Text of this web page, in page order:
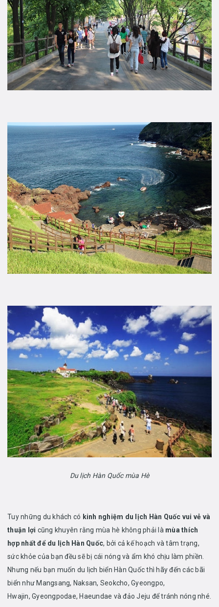
Du lịch Hàn Quốc mùa Hè
Tuy những du khách có kinh nghiệm du lịch Hàn Quốc vui vẻ và
thuận lợi cũng khuyên rằng mùa hè không phải là mùa thích
hợp nhất để du lịch Hàn Quốc, bởi cả kế hoạch và tâm trạng,
sức khỏe của bạn đều sẽ bị cái nóng và ẩm khó chịu làm phiền.
Nhưng nếu bạn muốn du lịch biển Hàn Quốc thì hãy đến các bãi
biển như Mangsang, Naksan, Seokcho, Gyeongpo,
Hwajin, Gyeongpodae, Haeundae và đảo Jeju để tránh nóng nhé.